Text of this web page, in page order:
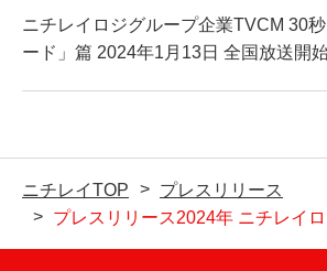
ニチレイロジグループ企業TVCM 30
ード」篇 2024年1月13日 全国放送開始
ニチレイTOP
プレスリリース
プレスリリース2024年 ニチレイ